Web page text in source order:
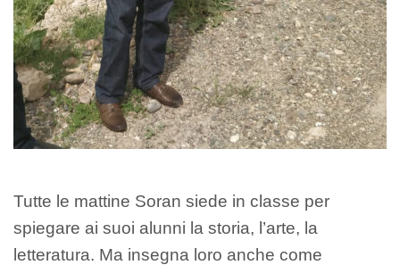
Tutte le mattine Soran siede in classe per
spiegare ai suoi alunni la storia, l’arte, la
letteratura. Ma insegna loro anche come